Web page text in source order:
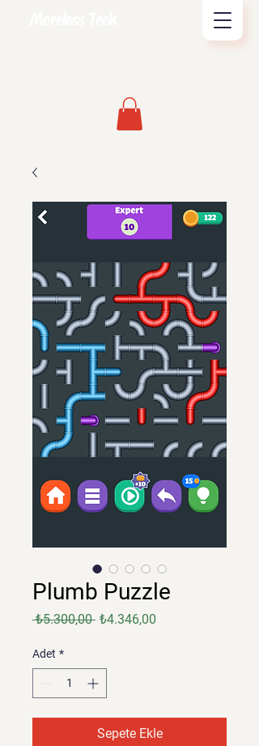
Plumb Puzzle
₺5.300,00 Normal
₺4.346,00
Adet *
Sepete Ekle